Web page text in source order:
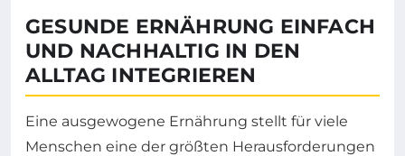
GESUNDE ERNÄHRUNG EINFACH
UND NACHHALTIG IN DEN
ALLTAG INTEGRIEREN
Eine ausgewogene Ernährung stellt für viele
Menschen eine der größten Herausforderungen